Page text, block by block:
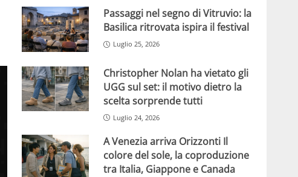
Passaggi nel segno di Vitruvio: la
Basilica ritrovata ispira il festival
Luglio 25, 2026
Christopher Nolan ha vietato gli
UGG sul set: il motivo dietro la
scelta sorprende tutti
Luglio 24, 2026
A Venezia arriva Orizzonti Il
colore del sole, la coproduzione
tra Italia, Giappone e Canada